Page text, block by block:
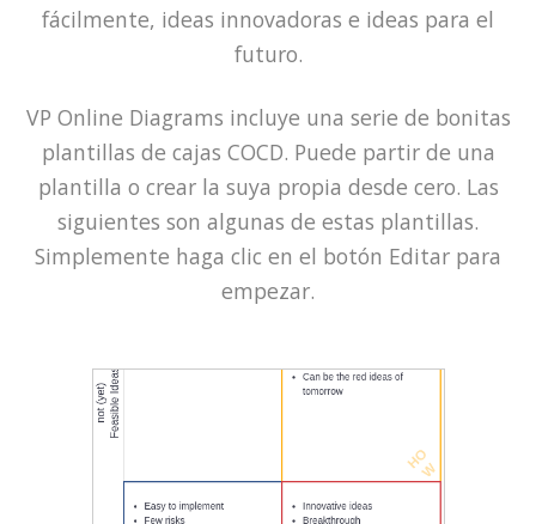
fácilmente, ideas innovadoras e ideas para el
futuro.
VP Online Diagrams incluye una serie de bonitas
plantillas de cajas COCD. Puede partir de una
plantilla o crear la suya propia desde cero. Las
siguientes son algunas de estas plantillas.
Simplemente haga clic en el botón Editar para
empezar.